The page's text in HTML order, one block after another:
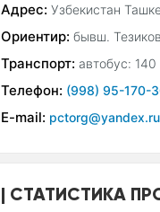
Адрес: Узбекистан
Ориентир: бывш.
Транспорт: автобус: 140
Телефон: (998) 95-170-
E-mail:
СТАТИСТИКА